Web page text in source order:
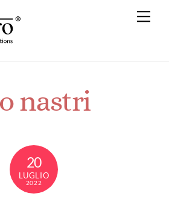
nastri
20
LUGLIO
2022